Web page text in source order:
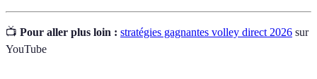
📺 Pour aller plus loin : stratégies gagnantes volley direct 2026 sur
YouTube